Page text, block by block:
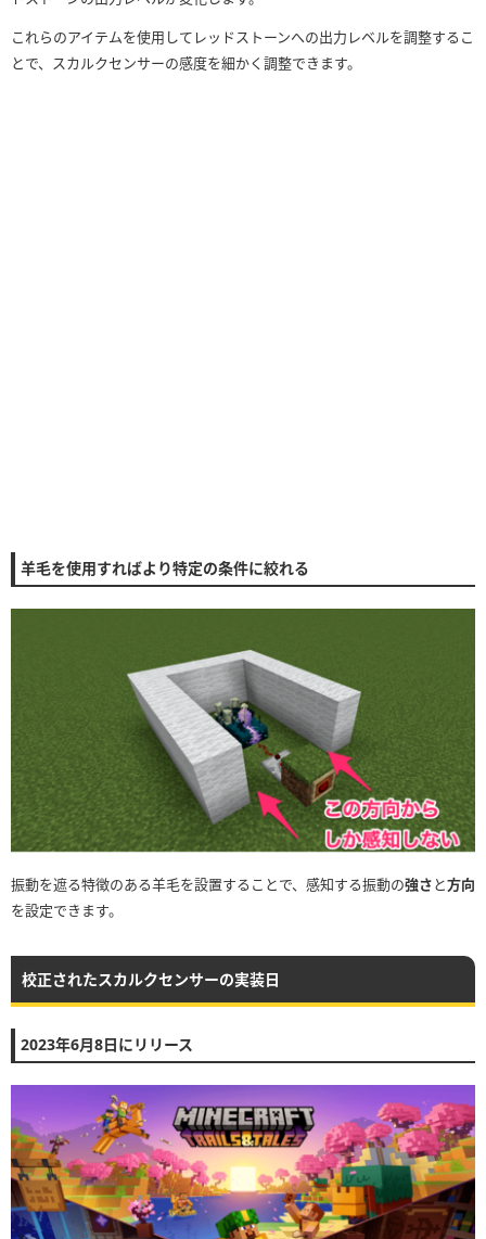
これらのアイテムを使用してレッドストーンへの出力レベルを調整するこ
とで、スカルクセンサーの感度を細かく調整できます。
羊毛を使用すればより特定の条件に絞れる
振動を遮る特徴のある羊毛を設置することで、感知する振動の強さと方向
を設定できます。
校正されたスカルクセンサーの実装日
2023年6月8日にリリース